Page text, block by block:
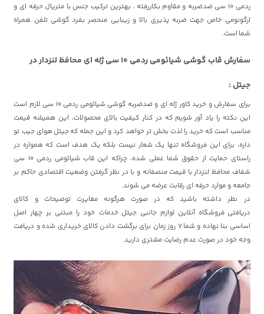
ردمی 10 سی ضدضربه و مقاوم بکاررفته ، بهترین ترکیب جنس با متریال حرفه ای و
ارگونومی خاص جهت ضربه پذیری بالا و زیبایی منحصر بفرد گوشی تلفن همراه
شما است.
سفارش قاب گوشی شیائومی ردمی 10 سی ژله ای محافظ لنزدار در
جیتل :
برای سفارش و خرید کاور ژله ای و ضدضربه گوشی شیائومی ردمی 10 سی لازم است
این نکته را یاد آور شویم که در کنار کیفیت بالای محصولات، این همیشه قیمت
مناسب است که خرید را لذت بخش تر خواهد کرد و این جمله که جیتلهوای جیب تو
داره، برای این فروشگاه تنها یک شعار نیست بلکه یک هدف است که همواره در
راستای حمایت از حقوق شما عملی شده، چراکه این قاب شیائومی ردمی 10 سی
شفاف محافظ لنزدار با قیمت منصفانه و با در نظر گرفتن وضعیت اقتصادی حاکم بر
جامعه و موارد حرفه ای رقابت عرضه می شوند.
در نظر داشته باشید که در صورت هرگونه مغایرت توضیحات و کالای
دریافتی فروشگاه آنلاین لوازم جانبی جیتل خدمات خود را مبتنی بر چهار اصل
اساسی بنا نهاده و شما 7 روز زمان برای برگشت دادن کالای خریداری شده و دریافت
وجه خود در صورت عدم رضایت مشتری دارید.